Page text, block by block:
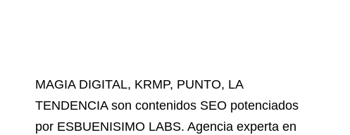
MAGIA DIGITAL, KRMP, PUNTO, LA
TENDENCIAson contenidos SEO potenciados
por ESBUENISIMO LABS. Agencia experta en